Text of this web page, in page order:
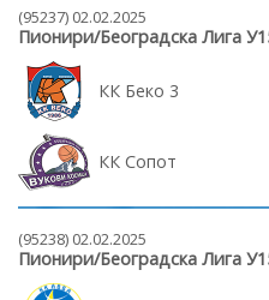
(95237) 02.02.2025
Пионири/Београдска Лига
КК Беко 3
КК Сопот
(95238) 02.02.2025
Пионири/Београдска Лига